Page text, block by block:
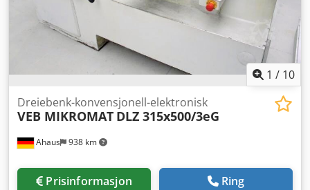
1 / 10
Ahaus 938 km
Dreiebenk-konvensjonell-elektronisk
VEB MIKROMAT DLZ 315x500/3eG
Prisinformasjon Ring